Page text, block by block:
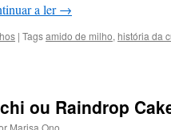
a ler→
| Tagsamido de milho, história da
ou Raindrop
Marisa Ono